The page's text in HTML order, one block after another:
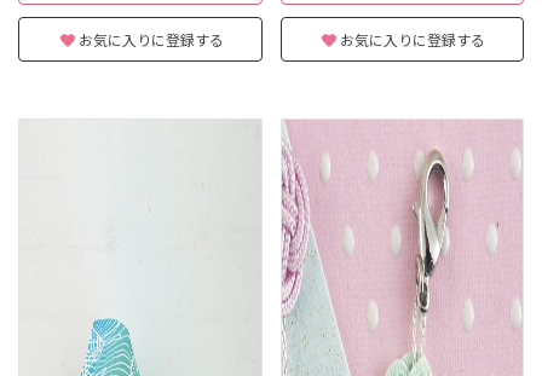
お気に入りに登録する お気に入りに登録する